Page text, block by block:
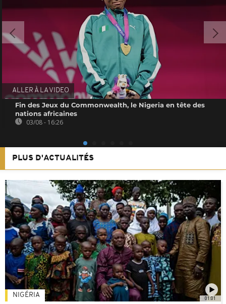
ALLER À LA VIDEO
Fin des Jeux du Commonwealth, le Nigeria en tête des
nations africaines
03/08 - 16:26
PLUS D'ACTUALITÉS
01:01
NIGÉRIA